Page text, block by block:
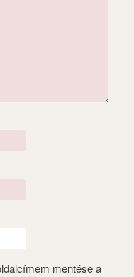
mentése a